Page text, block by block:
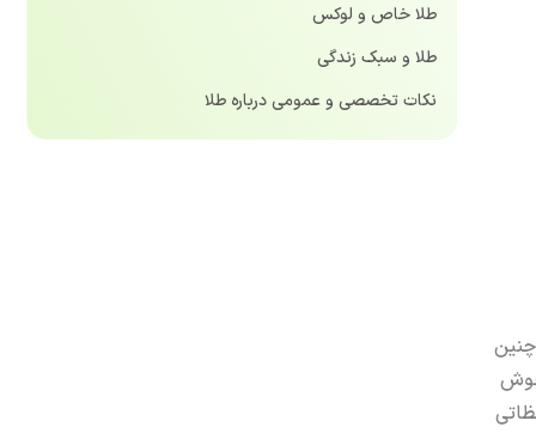
خوش
طلا خاص و لوکس
طلا و سبک زندگی
نکات تخصصی و عمومی درباره طلا